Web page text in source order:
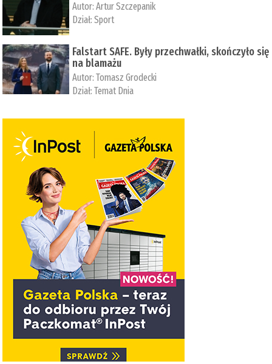
Autor:Artur Szczepanik
Dział:Sport
Falstart SAFE. Były przechwałki, skończyło się
na blamażu
Autor:Tomasz Grodecki
Dział:Temat Dnia